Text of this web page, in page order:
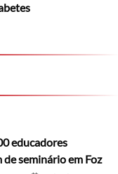
educadores
seminário em Foz